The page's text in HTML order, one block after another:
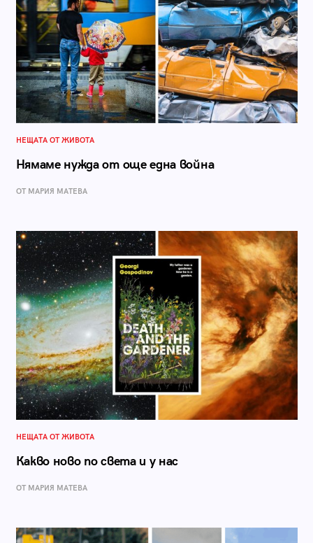
НЕЩАТА ОТ ЖИВОТА
Нямаме нужда от още една война
ОТ МАРИЯ МАТЕВА
НЕЩАТА ОТ ЖИВОТА
Какво ново по света и у нас
ОТ МАРИЯ МАТЕВА